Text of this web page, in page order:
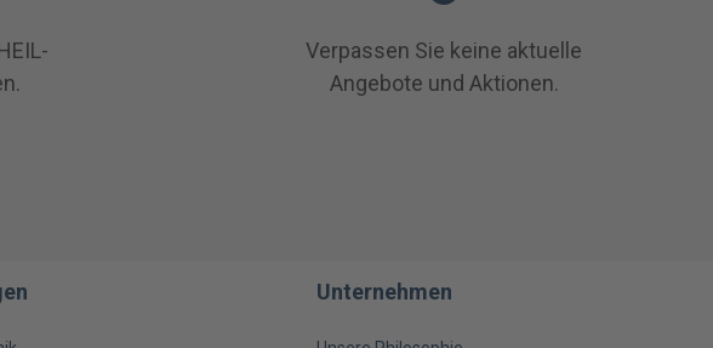
Verpassen Sie keine aktuelle
Angebote und Aktionen.
Unternehmen